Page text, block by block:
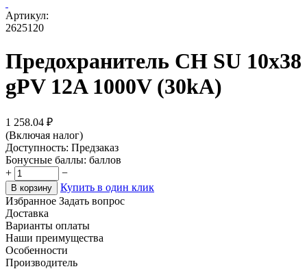
Артикул:
2625120
Предохранитель CH SU 10x38
gPV 12A 1000V (30kA)
1 258.04 ₽
(Включая налог)
Доступность: Предзаказ
Бонусные баллы: баллов
+
−
В корзину
Купить в один клик
Избранное Задать вопрос
Доставка
Варианты оплаты
Наши преимущества
Особенности
Производитель